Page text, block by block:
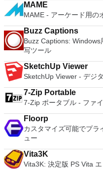
MAME
MAME - アーケード用の
Buzz Captions
Buzz Captions:
写ツール
SketchUp Viewer
SketchUp Viewer - デジ
7-Zip Portable
7-Zip ポータブル - ファ
Floorp
カスタマイズ可能でプ
ュー
Vita3K
Vita3K: 決定版 PS Vita